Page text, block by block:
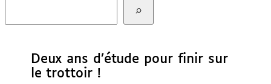
c
Deux ans d’étude pour finir sur
le trottoir !